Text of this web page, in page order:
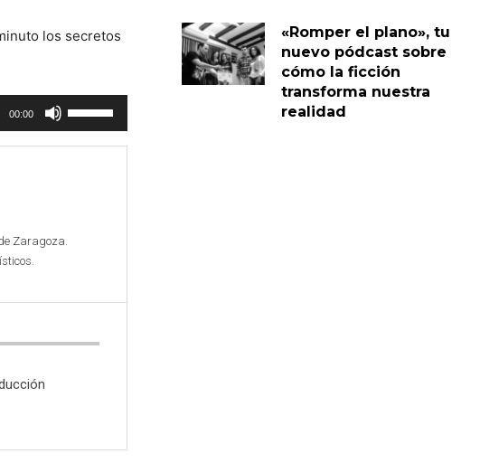
los secretos
00:00
las
para
el
Zaragoza.
«Romper el plano», tu
nuevo pódcast sobre
cómo la ficción
transforma nuestra
realidad